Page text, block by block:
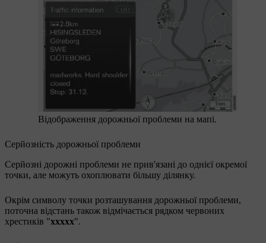
Відображення дорожньої проблеми на мапі.
Серйозність дорожньої проблеми
Серйозні дорожні проблеми не прив'язані до однієї окремої
точки, але можуть охоплювати більшу ділянку.
Окрім символу точки розташування дорожньої проблеми,
поточна відстань також відмічається рядком червоних
хрестиків "xxxxx".